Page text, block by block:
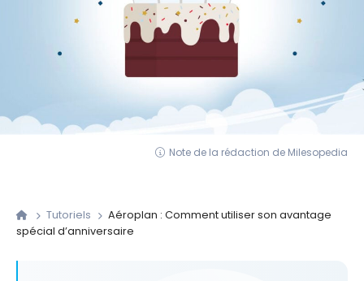
Note de la rédaction de Milesopedia
Tutoriels
Aéroplan : Comment utiliser son avantage
spécial d’anniversaire